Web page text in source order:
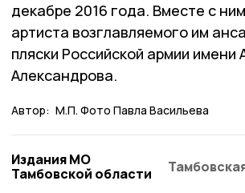
декабре 2016 года. Вместе с
артиста возглавляемого им
пляски Российской армии имени
Александрова.
Автор: М.П. Фото Павла Васильева
Издания МО
Тамбовской области